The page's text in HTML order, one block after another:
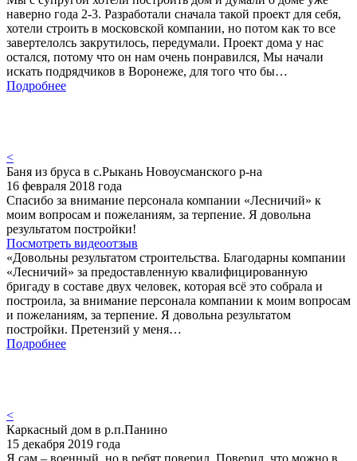
наверно года 2-3. Разработали сначала такой проект для себя,
хотели строить в московской компании, но потом как то все
завертелолсь закрутилось, передумали. Проект дома у нас
остался, потому что он нам очень понравился, Мы начали
искать подрядчиков в Воронеже, для того что бы…
Подробнее
<
Баня из бруса в с.Рыкань Новоусманского р-на
16 февраля 2018 года
Спасибо за внимание персонала компании «Лесничий» к
моим вопросам и пожеланиям, за терпение. Я довольна
результатом постройки!
Посмотреть видеоотзыв
«Довольны результатом строительства. Благодарны компании
«Лесничий» за предоставленную квалифицированную
бригаду в составе двух человек, которая всё это собрала и
построила, за внимание персонала компании к моим вопросам
и пожеланиям, за терпение. Я довольна результатом
постройки. Претензий у меня…
Подробнее
<
Каркасный дом в р.п.Панино
15 декабря 2019 года
Я сам – военный, но в ребят поверил. Поверил, что можно в